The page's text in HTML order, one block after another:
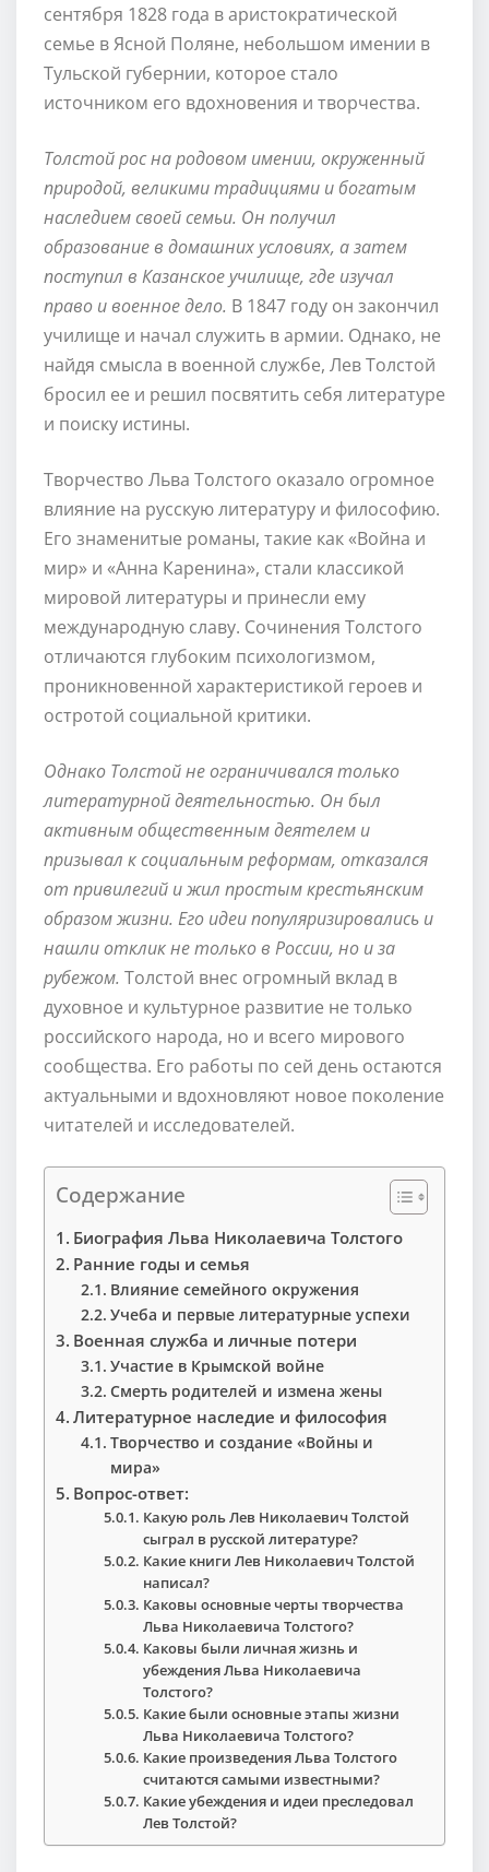
сентября 1828 года в аристократической
семье в Ясной Поляне, небольшом имении в
Тульской губернии, которое стало
источником его вдохновения и творчества.
Толстой рос на родовом имении, окруженный
природой, великими традициями и богатым
наследием своей семьи. Он получил
образование в домашних условиях, а затем
поступил в Казанское училище, где изучал
право и военное дело. В 1847 году он закончил
училище и начал служить в армии. Однако, не
найдя смысла в военной службе, Лев Толстой
бросил ее и решил посвятить себя литературе
и поиску истины.
Творчество Льва Толстого оказало огромное
влияние на русскую литературу и философию.
Его знаменитые романы, такие как «Война и
мир» и «Анна Каренина», стали классикой
мировой литературы и принесли ему
международную славу. Сочинения Толстого
отличаются глубоким психологизмом,
проникновенной характеристикой героев и
остротой социальной критики.
Однако Толстой не ограничивался только
литературной деятельностью. Он был
активным общественным деятелем и
призывал к социальным реформам, отказался
от привилегий и жил простым крестьянским
образом жизни. Его идеи популяризировались и
нашли отклик не только в России, но и за
рубежом. Толстой внес огромный вклад в
духовное и культурное развитие не только
российского народа, но и всего мирового
сообщества. Его работы по сей день остаются
актуальными и вдохновляют новое поколение
читателей и исследователей.
Содержание
Биография Льва Николаевича Толстого
Ранние годы и семья
Влияние семейного окружения
Учеба и первые литературные успехи
Военная служба и личные потери
Участие в Крымской войне
Смерть родителей и измена жены
Литературное наследие и философия
Творчество и создание «Войны и
мира»
Вопрос-ответ:
Какую роль Лев Николаевич Толстой
сыграл в русской литературе?
Какие книги Лев Николаевич Толстой
написал?
Каковы основные черты творчества
Льва Николаевича Толстого?
Каковы были личная жизнь и
убеждения Льва Николаевича
Толстого?
Какие были основные этапы жизни
Льва Николаевича Толстого?
Какие произведения Льва Толстого
считаются самыми известными?
Какие убеждения и идеи преследовал
Лев Толстой?